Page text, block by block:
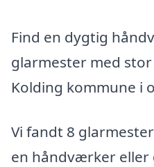
Find en dygtig
glarmester med
Kolding kommune i
Vi fandt 8
en håndværker eller